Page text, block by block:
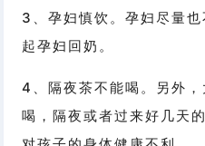
3、孕妇慎饮。孕妇尽量
起孕妇回奶。
4、隔夜茶不能喝。另外
喝，隔夜或者过来好几天